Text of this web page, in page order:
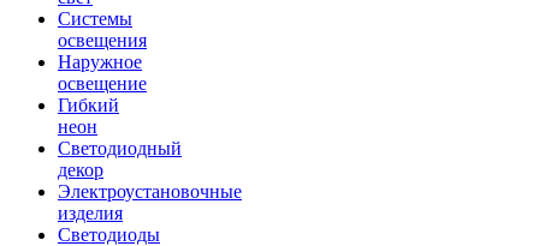
Системы
освещения
Наружное
освещение
Гибкий
неон
Светодиодный
декор
Электроустановочные
изделия
Светодиоды